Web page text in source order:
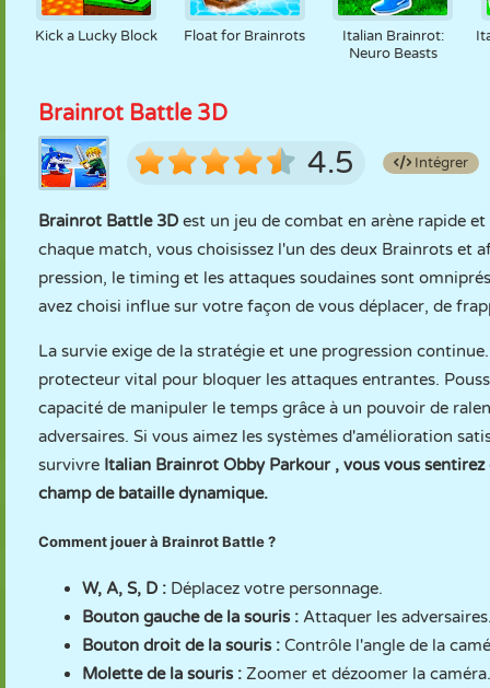
Kick a Lucky Block Float for Brainrots
Italian Brainrot:
Neuro Beasts
Brainrot Battle 3D
4.5 Intégrer
Brainrot Battle 3D est un jeu de combat en arène rapide
chaque match, vous choisissez l'un des deux Brainrots et
pression, le timing et les attaques soudaines sont
avez choisi influe sur votre façon de vous déplacer, de
La survie exige de la stratégie et une progression
protecteur vital pour bloquer les attaques entrantes.
capacité de manipuler le temps grâce à un pouvoir de
adversaires. Si vous aimez les systèmes d'amélioration
survivre Italian Brainrot Obby Parkour, vous vous sentirez
champ de bataille dynamique.
Comment jouer à Brainrot Battle ?
W, A, S, D : Déplacez votre personnage.
Bouton gauche de la souris : Attaquer les
Bouton droit de la souris : Contrôle l'angle de la
Molette de la souris : Zoomer et dézoomer la caméra.